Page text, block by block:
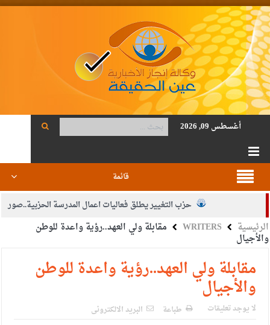
أغسطس 09, 2026
قائمة
حزب التغيير يطلق فعاليات اعمال المدرسة الحزبية..صور
الجيش يفتح باب التجنيد لحملة البكالوريوس في الحقوق والقانون
الإسلامية والمسيحية
الرئيسية WRITERS مقابلة ولي العهد..رؤية واعدة للوطن
والأجيال
مقابلة ولي العهد..رؤية واعدة للوطن
والأجيال
لا يوجد تعليقات طباعة البريد الالكترونى